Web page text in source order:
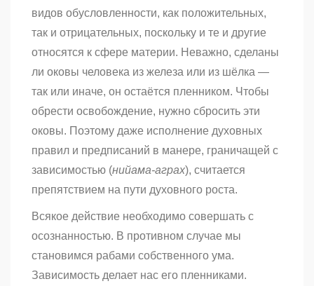
видов обусловленности, как положительных,
так и отрицательных, поскольку и те и другие
относятся к сфере материи. Неважно, сделаны
ли оковы человека из железа или из шёлка —
так или иначе, он остаётся пленником. Чтобы
обрести освобождение, нужно сбросить эти
оковы. Поэтому даже исполнение духовных
правил и предписаний в манере, граничащей с
зависимостью (нийама-аграх), считается
препятствием на пути духовного роста.
Всякое действие необходимо совершать с
осознанностью. В противном случае мы
становимся рабами собственного ума.
Зависимость делает нас его пленниками.